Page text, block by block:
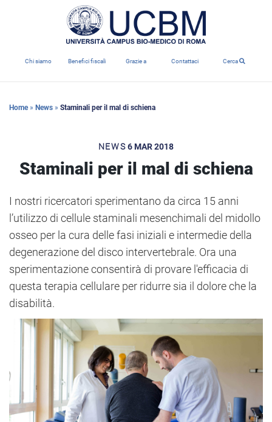
Chi siamo Benefici fiscali Grazie a Contattaci Cerca
Home» News » Staminali per il mal di schiena
NEWS6 MAR 2018
Staminali per il mal di schiena
I nostri ricercatori sperimentano da circa 15 anni
l’utilizzo di cellule staminali mesenchimali del midollo
osseo per la cura delle fasi iniziali e intermedie della
degenerazione del disco intervertebrale. Ora una
sperimentazione consentirà di provare l'efficacia di
questa terapia cellulare per ridurre sia il dolore che la
disabilità.